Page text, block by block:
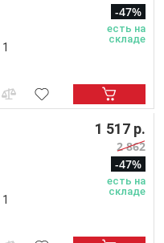
1
-47%
есть на
складе
1
1 517 р.
2 862
-47%
есть на
складе